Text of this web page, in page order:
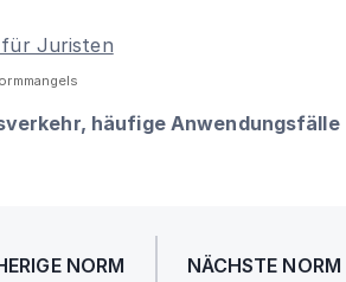
für Juristen
häufige Anwendungsfälle
NORM
NÄCHSTE NORM